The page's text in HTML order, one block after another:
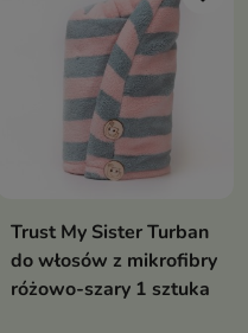
Trust My Sister Turban
do włosów z mikrofibry
różowo-szary 1 sztuka